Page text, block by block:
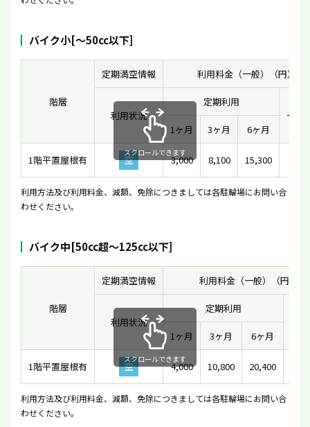
バイク小[〜50cc以下]
階層
定期満空情報 利用料金（一般）（円）
利用状況
定期利用
一時
1ヶ月
3ヶ月 6ヶ月
1階平置屋根有 空 3,000 8,100 15,300
スクロールできます
利用方法及び利用料金、減額、免除につきましては各駐輪場にお問い合
わせください。
バイク中[50cc超〜125cc以下]
階層
定期満空情報 利用料金（一般）（円）
利用状況
定期利用
1ヶ月
3ヶ月 6ヶ月
1階平置屋根有 空 4,000 10,800 20,400
スクロールできます
利用方法及び利用料金、減額、免除につきましては各駐輪場にお問い合
わせください。